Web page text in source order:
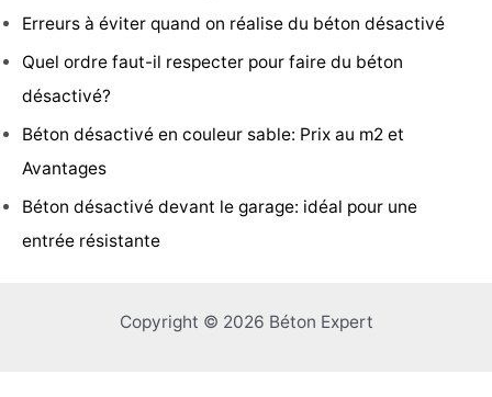
Erreurs à éviter quand on réalise du béton désactivé
Quel ordre faut-il respecter pour faire du béton
désactivé?
Béton désactivé en couleur sable: Prix au m2 et
Avantages
Béton désactivé devant le garage: idéal pour une
entrée résistante
Copyright © 2026 Béton Expert